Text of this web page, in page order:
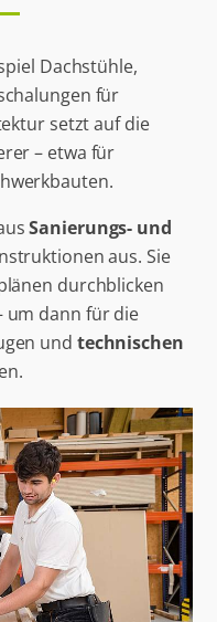
Dachstühle,
für
setzt auf die
– etwa für
Sanierungs- und
aus. Sie
durchblicken
um dann für die
und technischen